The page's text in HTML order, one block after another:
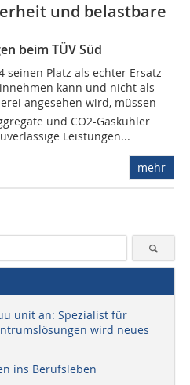
und belastbare
beim TÜV Süd
seinen Platz als echter Ersatz
kann und nicht als
angesehen wird, müssen
und CO2-Gaskühler
Leistungen...
mehr
unit an: Spezialist für
wird neues
ins Berufsleben